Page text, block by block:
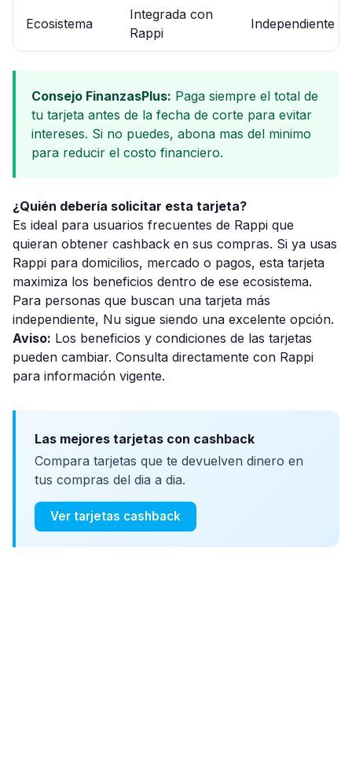
Ecosistema
Integrada con
Rappi
Independiente
Consejo FinanzasPlus: Paga siempre el total de
tu tarjeta antes de la fecha de corte para evitar
intereses. Si no puedes, abona mas del minimo
para reducir el costo financiero.
¿Quién debería solicitar esta tarjeta?
Es ideal para usuarios frecuentes de Rappi que
quieran obtener cashback en sus compras. Si ya usas
Rappi para domicilios, mercado o pagos, esta tarjeta
maximiza los beneficios dentro de ese ecosistema.
Para personas que buscan una tarjeta más
independiente, Nu sigue siendo una excelente opción.
Aviso: Los beneficios y condiciones de las tarjetas
pueden cambiar. Consulta directamente con Rappi
para información vigente.
Las mejores tarjetas con cashback
Compara tarjetas que te devuelven dinero en
tus compras del dia a dia.
Ver tarjetas cashback